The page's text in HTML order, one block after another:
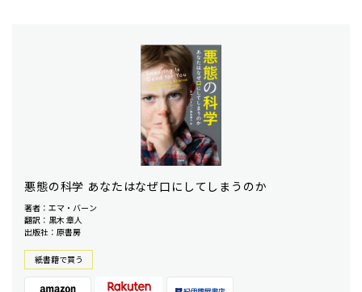
悪態の科学 あなたはなぜ口にしてしまうのか
著者：エマ・バーン
翻訳：黒木 章人
出版社：原書房
紙書籍で買う